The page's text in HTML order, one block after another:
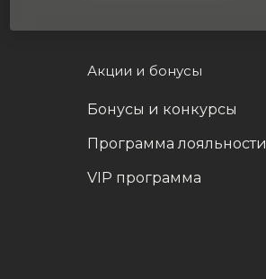
Акции и бонусы
Бонусы и конкурсы
Программа лояльности
VIP программа